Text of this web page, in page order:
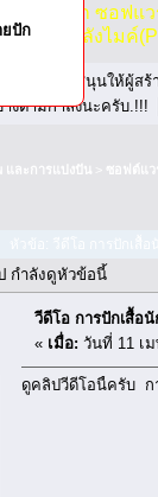
ย, จ่ายแจก ซอฟแ
ด หรือหลังไมค์
ยากสนับสนุนให้ผู้สร้
งตามกำลังนะครับ.!!!
และการแบ่งปัน ซอฟต์แว
กำลังดูหัวข้อนี้
วีดีโอ การปักเสื้อ
« เมื่อ: วันที่ 11 เ
ดูคลิปวีดีโอนี้ครับ ก
ยปัก